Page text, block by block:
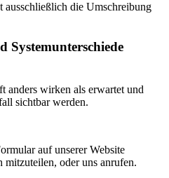
ausschließlich die Umschreibung
Systemunterschiede
anders wirken als erwartet und
sichtbar werden.
auf unserer Website
oder uns anrufen.